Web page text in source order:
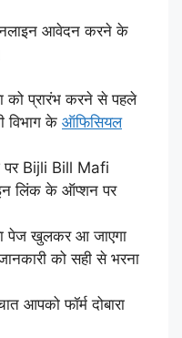
आवेदन करने के
को प्रारंभ करने से पहले
विभाग के ऑफिसियल
पर Bijli Bill Mafi
लिंक के ऑप्शन पर
पेज खुलकर आ जाएगा
को सही से भरना
आपको फॉर्म दोबारा